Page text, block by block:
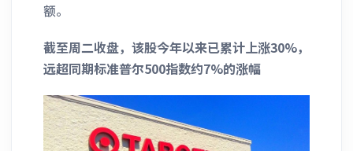
额。
截至周二收盘，该股今年以来已累计上涨30%，
远超同期标准普尔500指数约7%的涨幅